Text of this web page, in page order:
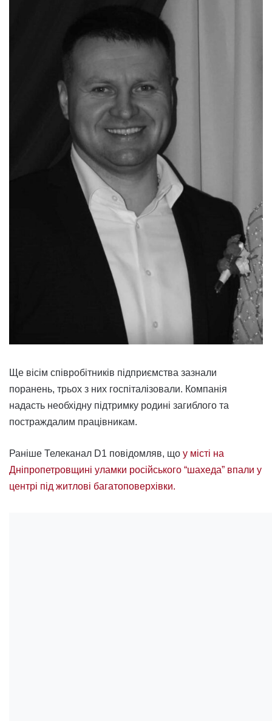
Ще вісім співробітників підприємства зазнали
поранень, трьох з них госпіталізовали. Компанія
надасть необхідну підтримку родині загиблого та
постраждалим працівникам.
Раніше Телеканал D1 повідомляв, що у місті на
Дніпропетровщині уламки російського “шахеда” впали у
центрі під житлові багатоповерхівки.